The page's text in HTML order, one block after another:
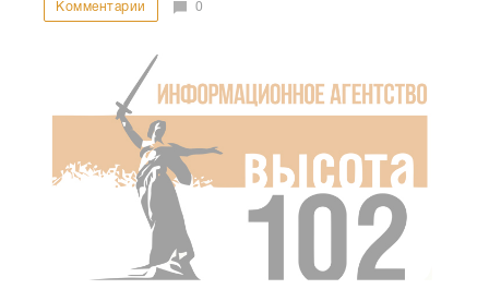
Комментарии 0